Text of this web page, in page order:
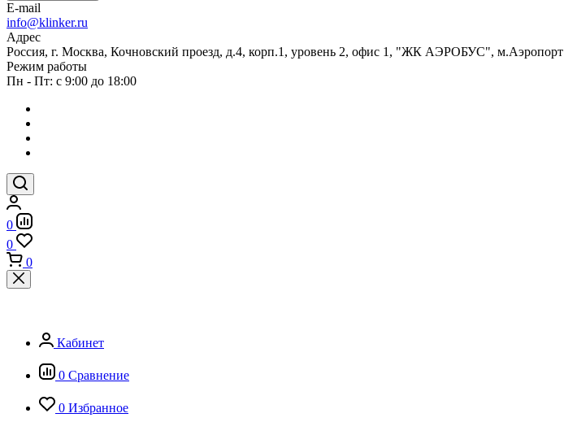
E-mail
info@klinker.ru
Адрес
Россия, г. Москва, Кочновский проезд, д.4, корп.1, уровень 2, офис 1, "ЖК АЭРОБУС", м.Аэропорт
Режим работы
Пн - Пт: с 9:00 до 18:00
0
0
0
Кабинет
0 Сравнение
0 Избранное